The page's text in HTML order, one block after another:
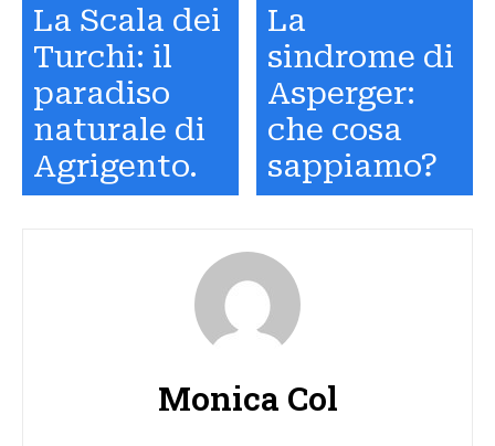
La Scala dei
Turchi: il
paradiso
naturale di
Agrigento.
La
sindrome di
Asperger:
che cosa
sappiamo?
Monica Col